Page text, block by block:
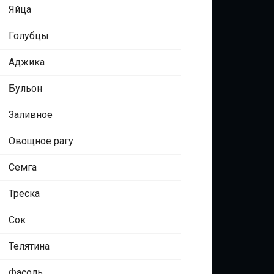
Яйца
Голубцы
Аджика
Бульон
Заливное
Овощное рагу
Семга
Треска
Сок
Телятина